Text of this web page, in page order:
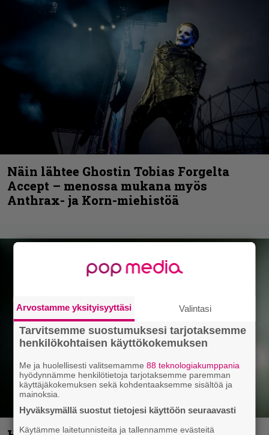
Näin lähtee Ghostin Tobias Forgelta
Accept – menossa mukana myös
Anthrax- ja Korn-miehistöä
Arvostamme yksityisyyttäsi Valintasi
Tarvitsemme suostumuksesi tarjotaksemme
henkilökohtaisen käyttökokemuksen
Me ja huolellisesti valitsemamme88 teknologiakumppania
hyödynnämme henkilötietoja tarjotaksemme paremman
käyttäjäkokemuksen sekä kohdentaaksemme sisältöä ja
mainoksia.
Hyväksymällä suostut tietojesi käyttöön seuraavasti
Käytämme laitetunnisteita ja tallennamme evästeitä